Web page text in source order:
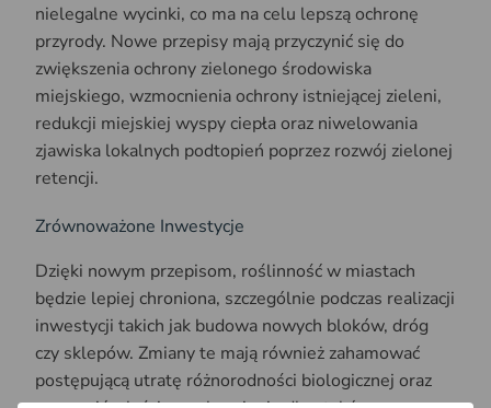
nielegalne wycinki, co ma na celu lepszą ochronę
przyrody. Nowe przepisy mają przyczynić się do
zwiększenia ochrony zielonego środowiska
miejskiego, wzmocnienia ochrony istniejącej zieleni,
redukcji miejskiej wyspy ciepła oraz niwelowania
zjawiska lokalnych podtopień poprzez rozwój zielonej
retencji.
Zrównoważone Inwestycje
Dzięki nowym przepisom, roślinność w miastach
będzie lepiej chroniona, szczególnie podczas realizacji
inwestycji takich jak budowa nowych bloków, dróg
czy sklepów. Zmiany te mają również zahamować
postępującą utratę różnorodności biologicznej oraz